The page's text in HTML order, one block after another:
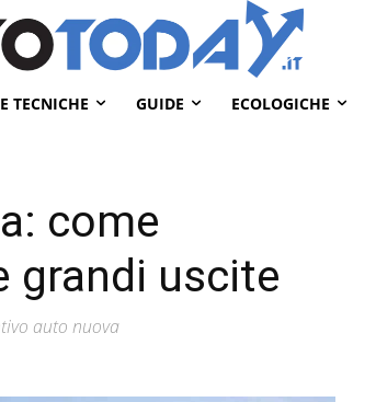
TECNICHE GUIDE ECOLOGICHE
come
grandi uscite
auto nuova